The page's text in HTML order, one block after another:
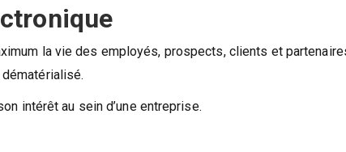
la vie des employés, prospects, clients et
intérêt au sein d’une entreprise.